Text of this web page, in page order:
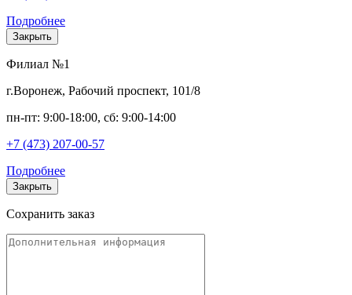
Подробнее
Закрыть
Филиал №1
г.Воронеж, Рабочий проспект, 101/8
пн-пт: 9:00-18:00, сб: 9:00-14:00
+7 (473) 207-00-57
Подробнее
Закрыть
Сохранить заказ